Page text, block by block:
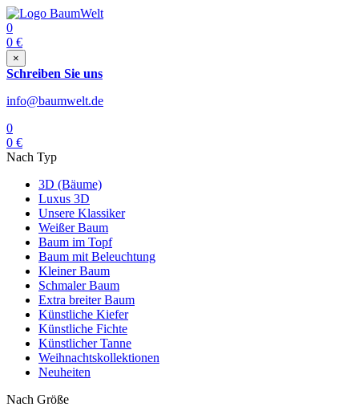
0
0 €
×
Schreiben Sie uns
info@baumwelt.de
0
0 €
Nach Typ
3D (Bäume)
Luxus 3D
Unsere Klassiker
Weißer Baum
Baum im Topf
Baum mit Beleuchtung
Kleiner Baum
Schmaler Baum
Extra breiter Baum
Künstliche Kiefer
Künstliche Fichte
Künstlicher Tanne
Weihnachtskollektionen
Neuheiten
Nach Größe